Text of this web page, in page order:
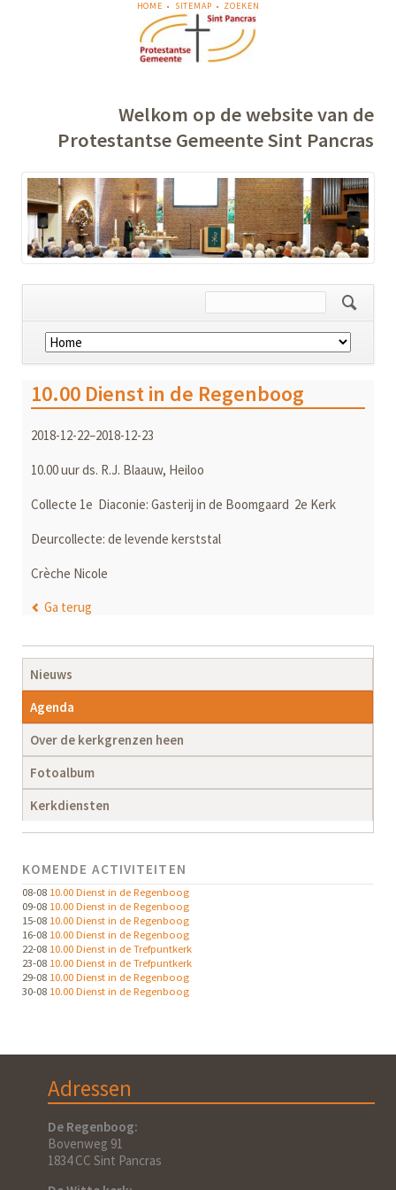
NAVIGATIE
OVERSLAAN
HOME SITEMAP ZOEKEN
Welkom op de website van de
Protestantse Gemeente Sint Pancras
Navigatie
overslaan
10.00 Dienst in de Regenboog
2018-12-22–2018-12-23
10.00 uur ds. R.J. Blaauw, Heiloo
Collecte 1e Diaconie: Gasterij in de Boomgaard 2e Kerk
Deurcollecte: de levende kerststal
Crèche Nicole
Ga terug
Navigatie
overslaan
Nieuws
Agenda
Over de kerkgrenzen heen
Fotoalbum
Kerkdiensten
KOMENDE ACTIVITEITEN
08-08 10.00 Dienst in de Regenboog
09-08 10.00 Dienst in de Regenboog
15-08 10.00 Dienst in de Regenboog
16-08 10.00 Dienst in de Regenboog
22-08 10.00 Dienst in de Trefpuntkerk
23-08 10.00 Dienst in de Trefpuntkerk
29-08 10.00 Dienst in de Regenboog
30-08 10.00 Dienst in de Regenboog
Adressen
De Regenboog:
Bovenweg 91
1834 CC Sint Pancras